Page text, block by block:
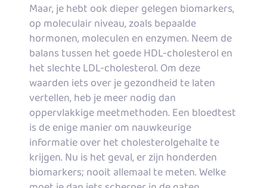
Maar, je hebt ook dieper gelegen biomarkers,
op moleculair niveau, zoals bepaalde
hormonen, moleculen en enzymen. Neem de
balans tussen het goede HDL-cholesterol en
het slechte LDL-cholesterol. Om deze
waarden iets over je gezondheid te laten
vertellen, heb je meer nodig dan
oppervlakkige meetmethoden. Een bloedtest
is de enige manier om nauwkeurige
informatie over het cholesterolgehalte te
krijgen. Nu is het geval, er zijn honderden
biomarkers; nooit allemaal te meten. Welke